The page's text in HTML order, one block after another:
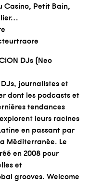
Casino, Petit Bain,
DJs (Neo
journalistes et
dont les podcasts et
tendances
leurs racines
en passant par
Méditerranée. Le
en 2008 pour
et
grooves. Welcome